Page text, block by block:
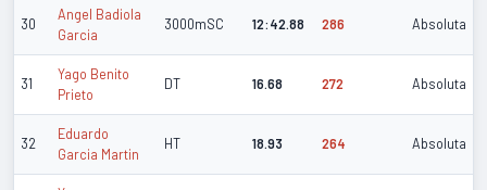
30
Angel Badiola
Garcia
3000mSC 12:42.88 286 Absoluta
31
Yago Benito
Prieto
DT 16.68 272 Absoluta
32
Eduardo
Garcia Martin
HT 18.93 264 Absoluta